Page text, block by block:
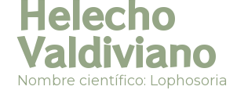
Helecho
Valdiviano
Nombre científico: Lophosoria